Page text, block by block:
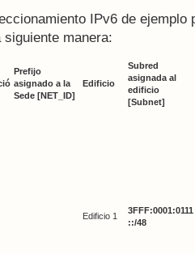
IPv6 de ejemplo
manera:
Prefijo
asignado a la
Sede [NET_ID]
Edificio
Subred
asignada al
edificio
[Subnet]
Edificio 1
3FFF:0001:0111
::/48